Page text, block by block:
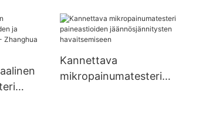
Kannettava
mikropainumatesteri